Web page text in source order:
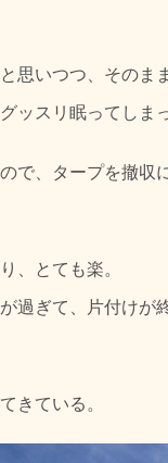
思いつつ、そのま
ッスリ眠ってしま
で、タープを撤収
、とても楽。
過ぎて、片付けが
きている。